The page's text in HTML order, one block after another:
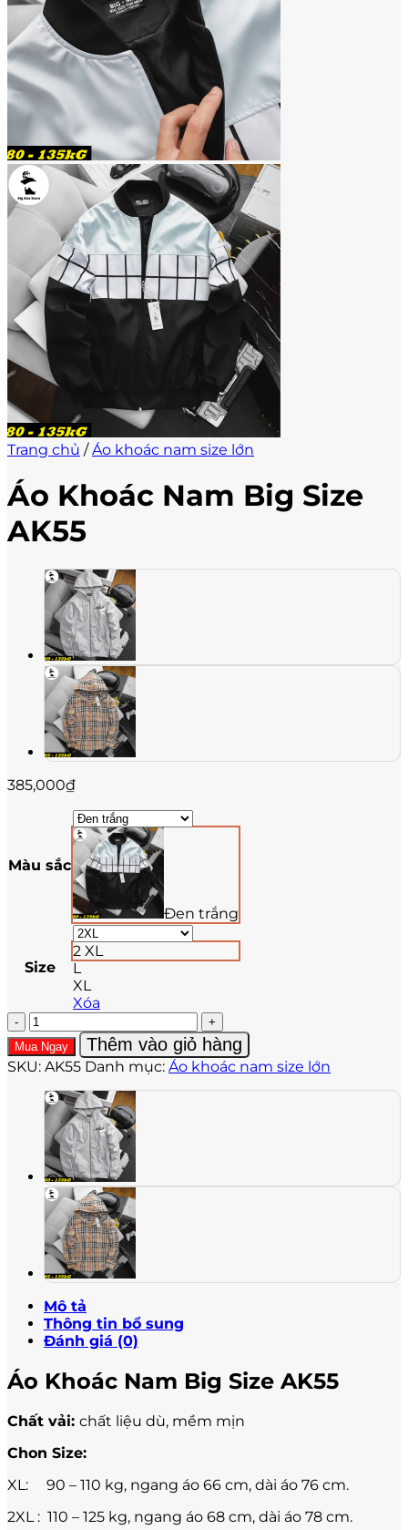
Trang chủ / Áo khoác nam size lớn
Áo Khoác Nam Big Size
AK55
385,000₫
Màu sắc
Đen trắng
Size
2 XL
L
XL
Xóa
Áo
Khoác
Nam
Big
Size
AK55
lượng
Mua Ngay Thêm vào giỏ hàng
SKU: AK55 Danh mục: Áo khoác nam size lớn
Mô tả
Thông tin bổ sung
Đánh giá (0)
Áo Khoác Nam Big Size AK55
Chất vải: chất liệu dù, mềm mịn
Chon Size:
XL: 90 – 110 kg, ngang áo 66 cm, dài áo 76 cm.
2XL : 110 – 125 kg, ngang áo 68 cm, dài áo 78 cm.